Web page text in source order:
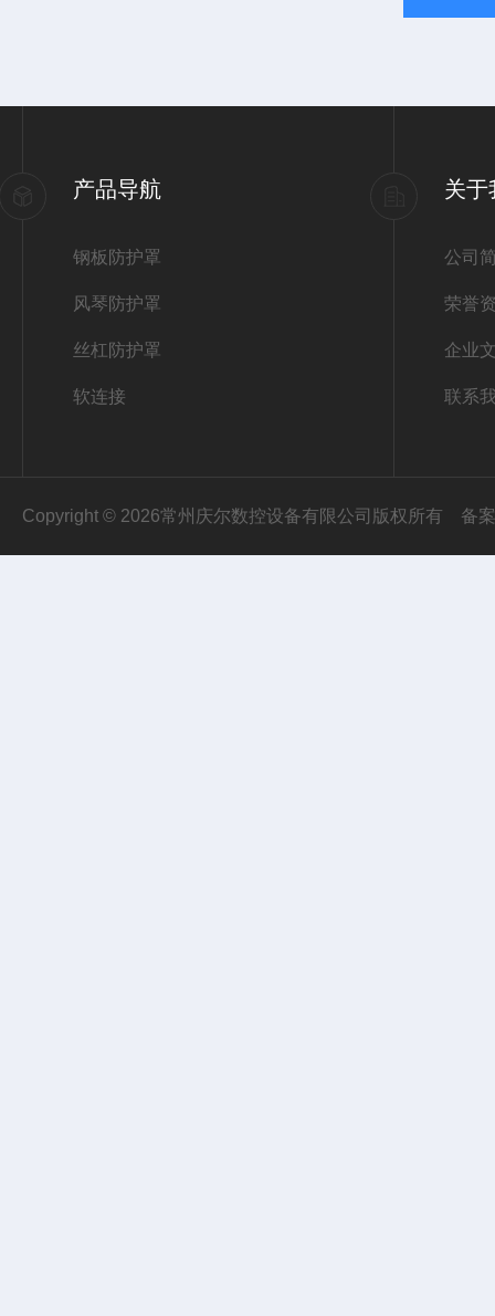
产品导航
钢板防护罩
风琴防护罩
丝杠防护罩
软连接
关于
公司
荣誉
企业
联系
Copyright © 2026常州庆尔数控设备有限公司版权所有 备